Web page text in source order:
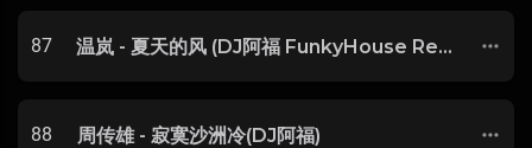
87 温岚 - 夏天的风 (DJ阿福 FunkyHouse Remix)
88 周传雄 - 寂寞沙洲冷(DJ阿福)